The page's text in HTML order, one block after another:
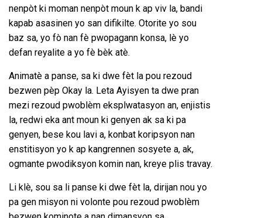
nenpòt ki moman nenpòt moun k ap viv la, bandi
kapab asasinen yo san difikilte. Otorite yo sou
baz sa, yo fò nan fè pwopagann konsa, lè yo
defan reyalite a yo fè bèk atè.
Animatè a panse, sa ki dwe fèt la pou rezoud
bezwen pèp Okay la. Leta Ayisyen ta dwe pran
mezi rezoud pwoblèm eksplwatasyon an, enjistis
la, redwi eka ant moun ki genyen ak sa ki pa
genyen, bese kou lavi a, konbat koripsyon nan
enstitisyon yo k ap kangrennen sosyete a, ak,
ogmante pwodiksyon komin nan, kreye plis travay.
Li klè, sou sa li panse ki dwe fèt la, dirijan nou yo
pa gen misyon ni volonte pou rezoud pwoblèm